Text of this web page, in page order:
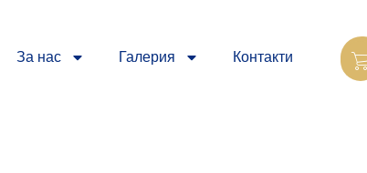
За нас Галерия Контакти